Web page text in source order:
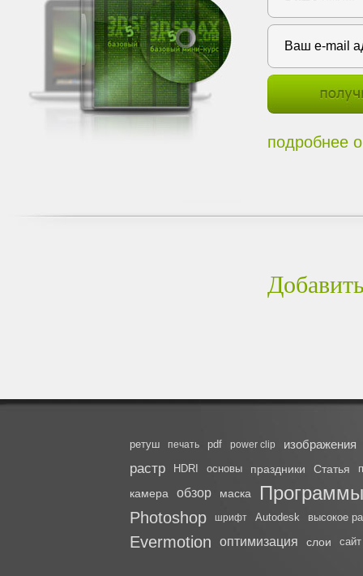
подробнее
ретуш печать pdf power clip изображения
растр HDRI основы праздники Статья
камера обзор маска Программы
Photoshop шрифт Autodesk высокое
Evermotion оптимизация слои сайт